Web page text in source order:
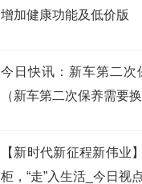
增加健康功能及低价版
今日快讯：新车第二次
（新车第二次保养需要换
【新时代新征程新伟业
柜，“走”入生活_今日视